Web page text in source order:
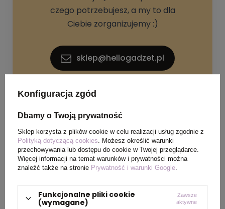
czego potrzebujesz, a my to dla
Ciebie zorganizujemy :)
sklep@hellogadzet.pl
+48 733 367 006
SPECYFIKACJA PRODUKTU
Materiał
Konfiguracja zgód
Dbamy o Twoją prywatność
Sklep korzysta z plików cookie w celu realizacji usług zgodnie z
Polityką dotyczącą cookies . Możesz określić warunki
przechowywania lub dostępu do cookie w Twojej przeglądarce.
Więcej informacji na temat warunków i prywatności można
znaleźć także na stronie Prywatność i warunki Google
Funkcjonalne pliki cookie
(wymagane)
Zawsze
aktywne